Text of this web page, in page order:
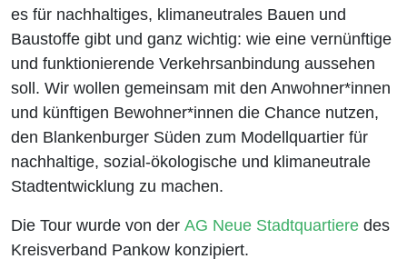
es für nachhaltiges, klimaneutrales Bauen und
Baustoffe gibt und ganz wichtig: wie eine vernünftige
und funktionierende Verkehrsanbindung aussehen
soll. Wir wollen gemeinsam mit den Anwohner*innen
und künftigen Bewohner*innen die Chance nutzen,
den Blankenburger Süden zum Modellquartier für
nachhaltige, sozial-ökologische und klimaneutrale
Stadtentwicklung zu machen.
Die Tour wurde von der AG Neue Stadtquartiere des
Kreisverband Pankow konzipiert.